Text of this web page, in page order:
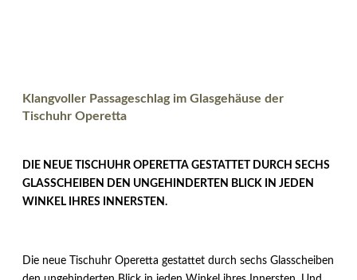
Klangvoller Passageschlag im Glasgehäuse der
Tischuhr Operetta
DIE NEUE TISCHUHR OPERETTA GESTATTET DURCH SECHS
GLASSCHEIBEN DEN UNGEHINDERTEN BLICK IN JEDEN
WINKEL IHRES INNERSTEN.
Die neue Tischuhr Operetta gestattet durch sechs Glasscheiben